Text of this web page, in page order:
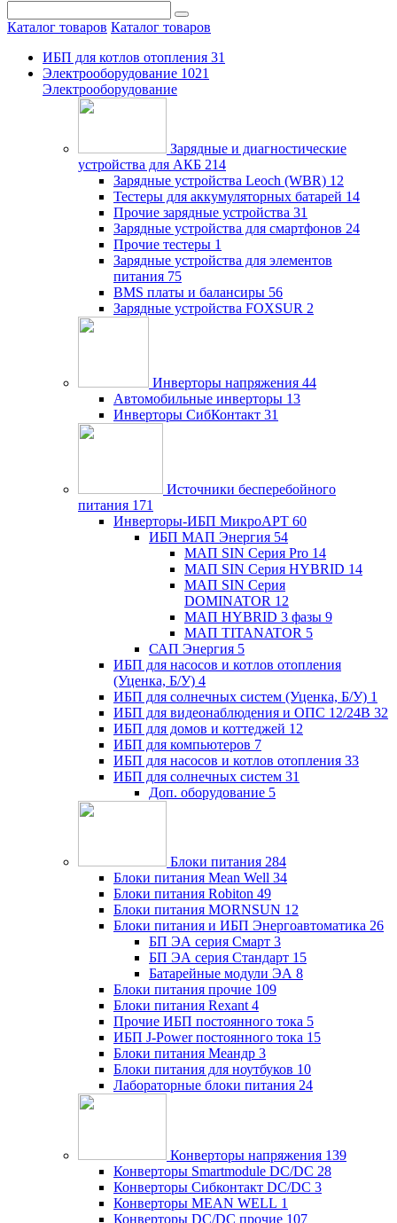
Каталог товаров Каталог товаров
ИБП для котлов отопления 31
Электрооборудование 1021
Электрооборудование
Зарядные и диагностические
устройства для АКБ 214
Зарядные устройства Leoch (WBR) 12
Тестеры для аккумуляторных батарей 14
Прочие зарядные устройства 31
Зарядные устройства для смартфонов 24
Прочие тестеры 1
Зарядные устройства для элементов
питания 75
BMS платы и балансиры 56
Зарядные устройства FOXSUR 2
Инверторы напряжения 44
Автомобильные инверторы 13
Инверторы СибКонтакт 31
Источники бесперебойного
питания 171
Инверторы-ИБП МикроАРТ 60
ИБП МАП Энергия 54
МАП SIN Серия Pro 14
МАП SIN Серия HYBRID 14
МАП SIN Серия
DOMINATOR 12
МАП HYBRID 3 фазы 9
МАП TITANATOR 5
САП Энергия 5
ИБП для насосов и котлов отопления
(Уценка, Б/У) 4
ИБП для солнечных систем (Уценка, Б/У) 1
ИБП для видеонаблюдения и ОПС 12/24В 32
ИБП для домов и коттеджей 12
ИБП для компьютеров 7
ИБП для насосов и котлов отопления 33
ИБП для солнечных систем 31
Доп. оборудование 5
Блоки питания 284
Блоки питания Mean Well 34
Блоки питания Robiton 49
Блоки питания MORNSUN 12
Блоки питания и ИБП Энергоавтоматика 26
БП ЭА серия Смарт 3
БП ЭА серия Стандарт 15
Батарейные модули ЭА 8
Блоки питания прочие 109
Блоки питания Rexant 4
Прочие ИБП постоянного тока 5
ИБП J-Power постоянного тока 15
Блоки питания Меандр 3
Блоки питания для ноутбуков 10
Лабораторные блоки питания 24
Конверторы напряжения 139
Конверторы Smartmodule DC/DC 28
Конверторы Сибконтакт DC/DC 3
Конверторы MEAN WELL 1
Конверторы DC/DC прочие 107